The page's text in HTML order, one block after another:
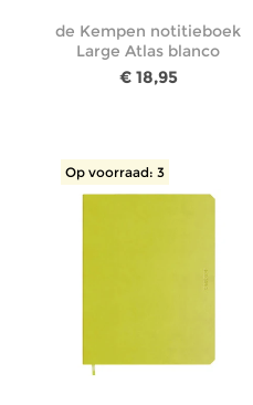
de Kempen notitieboek
Large Atlas blanco
€ 18,95
Op voorraad: 3